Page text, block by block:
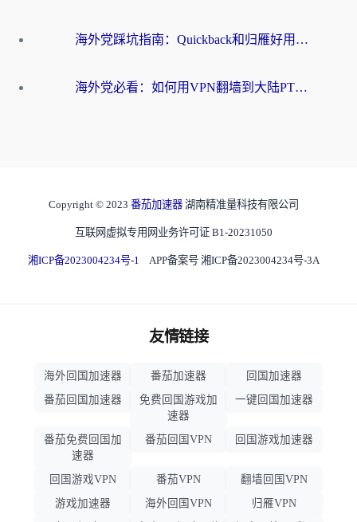
海外党踩坑指南：Quickback和归雁好用吗？选对加速器才能无缝刷国内资源
海外党必看：如何用VPN翻墙到大陆PTT？一篇解决你所有回国加速痛点
Copyright © 2023 番茄加速器 湖南精准量科技有限公司
互联网虚拟专用网业务许可证 B1-20231050
湘ICP备2023004234号-1 APP备案号 湘ICP备2023004234号-3A
友情链接
海外回国加速器 番茄加速器
回国加速器
番茄回国加速器
免费回国游戏加
速器
一键回国加速器
番茄免费回国加
速器
番茄回国VPN 回国游戏加速器
回国游戏VPN 番茄VPN
翻墙回国VPN
游戏加速器
海外回国VPN
归雁VPN